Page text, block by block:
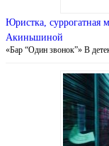
Юристка, суррогатная
Акиньшиной
«Бар “Один звонок”» В